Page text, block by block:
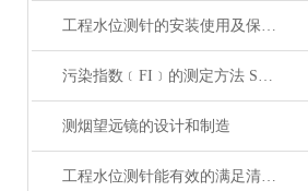
工程水位测针的安装使用及保护方法
污染指数﹝FI﹞的测定方法 SDI测定仪的操作方法
测烟望远镜的设计和制造
工程水位测针能有效的满足清水池渗水量的测定任务